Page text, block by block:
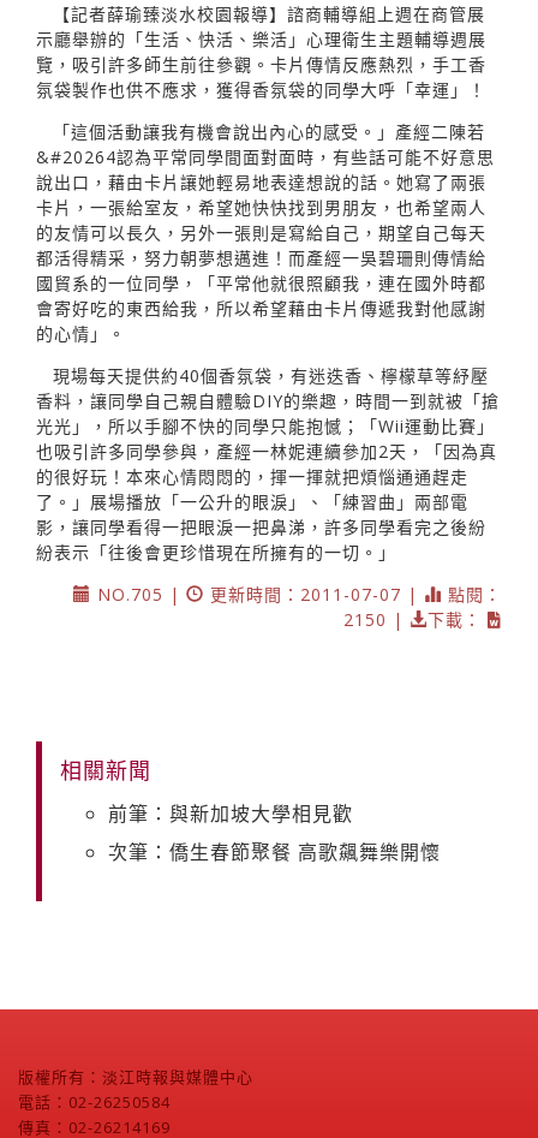
【記者薛瑜臻淡水校園報導】諮商輔導組上週在商管展
示廳舉辦的「生活、快活、樂活」心理衛生主題輔導週展
覽，吸引許多師生前往參觀。卡片傳情反應熱烈，手工香
氛袋製作也供不應求，獲得香氛袋的同學大呼「幸運」！
「這個活動讓我有機會說出內心的感受。」產經二陳若
&#20264認為平常同學間面對面時，有些話可能不好意思
說出口，藉由卡片讓她輕易地表達想說的話。她寫了兩張
卡片，一張給室友，希望她快快找到男朋友，也希望兩人
的友情可以長久，另外一張則是寫給自己，期望自己每天
都活得精采，努力朝夢想邁進！而產經一吳碧珊則傳情給
國貿系的一位同學，「平常他就很照顧我，連在國外時都
會寄好吃的東西給我，所以希望藉由卡片傳遞我對他感謝
的心情」。
現場每天提供約40個香氛袋，有迷迭香、檸檬草等紓壓
香料，讓同學自己親自體驗DIY的樂趣，時間一到就被「搶
光光」，所以手腳不快的同學只能抱憾；「Wii運動比賽」
也吸引許多同學參與，產經一林妮連續參加2天，「因為真
的很好玩！本來心情悶悶的，揮一揮就把煩惱通通趕走
了。」展場播放「一公升的眼淚」、「練習曲」兩部電
影，讓同學看得一把眼淚一把鼻涕，許多同學看完之後紛
紛表示「往後會更珍惜現在所擁有的一切。」
NO.705 |
更新時間：2011-07-07 |
點閱：
2150 |
下載：
相關新聞
前筆：與新加坡大學相見歡
次筆：僑生春節聚餐 高歌飆舞樂開懷
版權所有：淡江時報與媒體中心
電話：02-26250584
傳真：02-26214169